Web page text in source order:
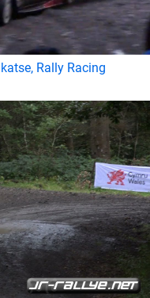
Rally Racing